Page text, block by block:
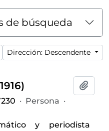
de búsqueda
Dirección: Descendente
· Persona ·
y periodista